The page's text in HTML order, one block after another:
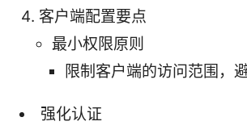
客户端配置要点
最小权限原则
限制客户端的访问范围，
强化认证